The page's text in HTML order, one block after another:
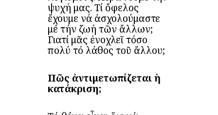
ψυχή μας. Τί ὄφελος
ἔχουμε νά ἀσχολούμαστε
μέ τήν ζωή τῶν ἄλλων;
Γιατί μᾶς ἐνοχλεῖ τόσο
πολύ τό λάθος τοῦ ἄλλου;
Πῶς ἀντιμετωπίζεται ἡ
κατάκριση;